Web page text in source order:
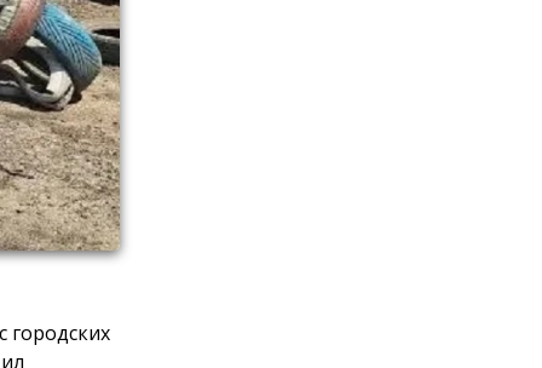
городских